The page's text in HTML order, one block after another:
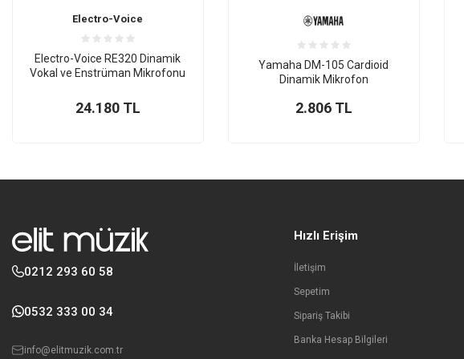
Electro-Voice
Electro-Voice RE320 Dinamik
Vokal ve Enstrüman Mikrofonu
24.180TL
Yamaha DM-105 Cardioid
Dinamik Mikrofon
2.806TL
Hızlı Erişim
İletişim
Sepetim
Sipariş Takibi
Banka Hesap Bilgileri
0212 293 60 58
0532 333 00 34
info@elitmuzik.com.tr